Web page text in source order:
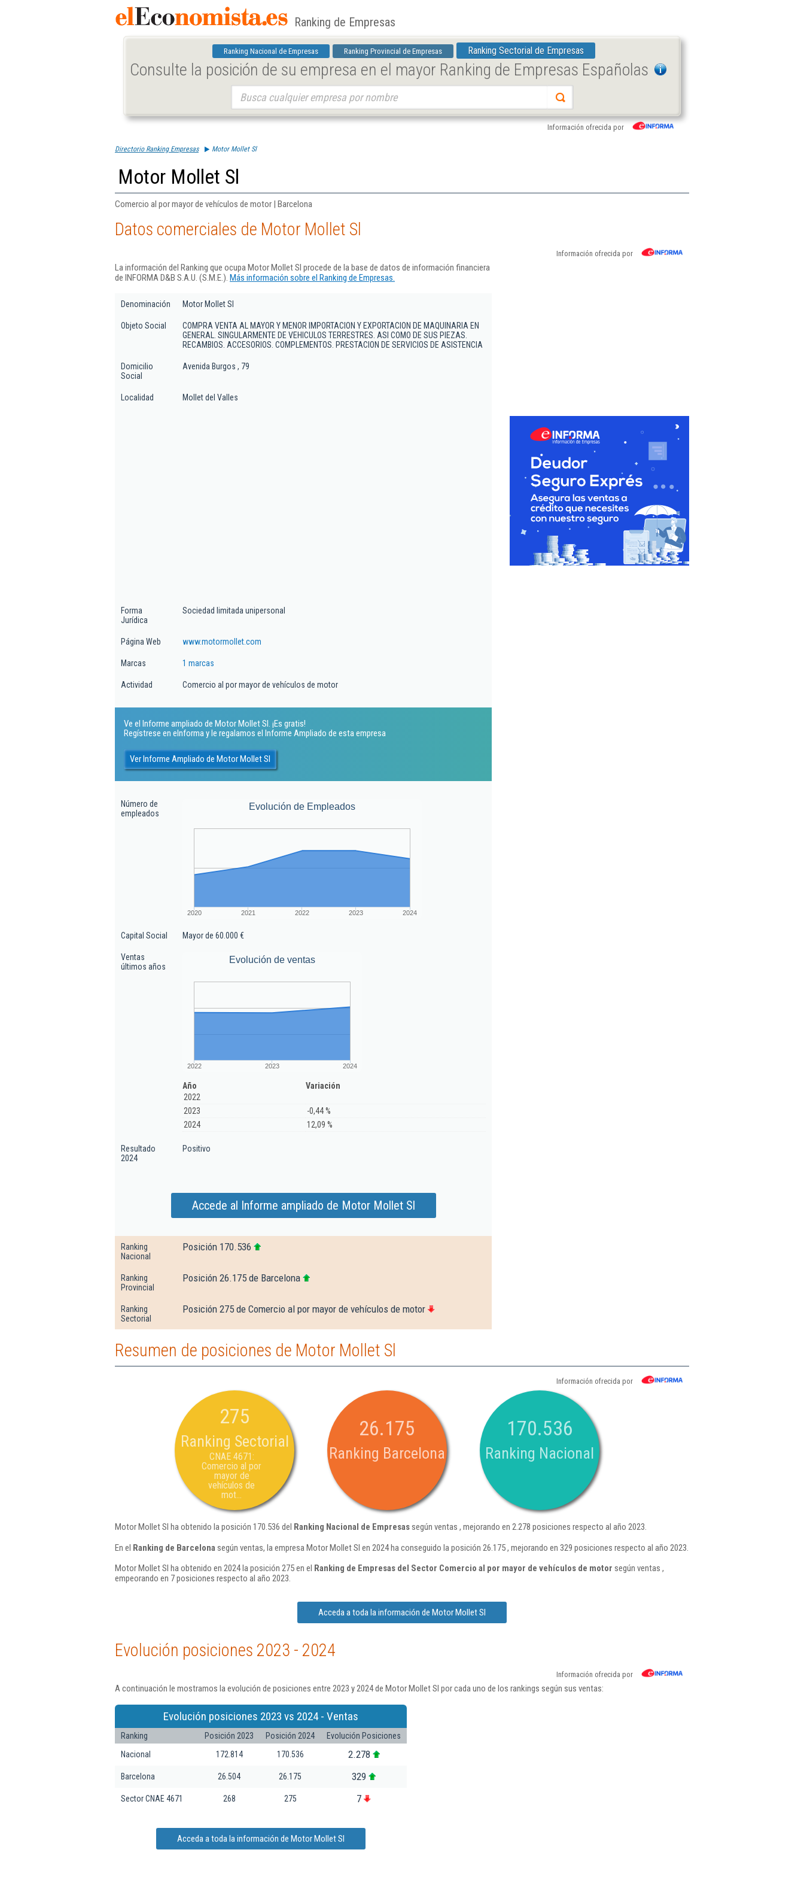
Ranking de Empresas
Ranking Nacional de Empresas Ranking Provincial de Empresas Ranking Sectorial de Empresas
Consulte la posición de su empresa en el mayor Ranking de Empresas Españolas
Información ofrecida por
Directorio Ranking Empresas Motor Mollet Sl
Motor Mollet Sl
Comercio al por mayor de vehículos de motor | Barcelona
Datos comerciales de Motor Mollet Sl
Información ofrecida por
La información del Ranking que ocupa Motor Mollet Sl procede de la base de datos de información financiera
de INFORMA D&B S.A.U. (S.M.E.). Más información sobre el Ranking de Empresas.
Denominación Motor Mollet Sl
Objeto Social
COMPRA VENTA AL MAYOR Y MENOR IMPORTACION Y EXPORTACION DE MAQUINARIA EN
GENERAL. SINGULARMENTE DE VEHICULOS TERRESTRES. ASI COMO DE SUS PIEZAS.
RECAMBIOS. ACCESORIOS. COMPLEMENTOS. PRESTACION DE SERVICIOS DE ASISTENCIA
Domicilio
Social
Avenida Burgos , 79
Localidad Mollet del Valles
Forma
Jurídica
Sociedad limitada unipersonal
Página Web www.motormollet.com
Marcas 1 marcas
Actividad Comercio al por mayor de vehículos de motor
Ve el Informe ampliado de Motor Mollet Sl. ¡Es gratis!
Regístrese en eInforma y le regalamos el Informe Ampliado de esta empresa
Ver Informe Ampliado de Motor Mollet Sl
Número de
empleados
Evolución de Empleados
2020 2021 2022 2023 2024
Capital Social Mayor de 60.000 €
Ventas
últimos años
Evolución de ventas
2022 2023 2024
Año
Variación
2022
2023
-0,44 %
2024
12,09 %
Resultado
2024
Positivo
Accede al Informe ampliado de Motor Mollet Sl
Ranking
Nacional
Posición 170.536
Ranking
Provincial
Posición 26.175 de Barcelona
Ranking
Sectorial
Posición 275 de Comercio al por mayor de vehículos de motor
Resumen de posiciones de Motor Mollet Sl
Información ofrecida por
275
Ranking Sectorial
CNAE 4671:
Comercio al por
mayor de
vehículos de
mot...
26.175
Ranking Barcelona
170.536
Ranking Nacional
Motor Mollet Sl ha obtenido la posición 170.536 del Ranking Nacional de Empresassegún ventas , mejorando en 2.278 posiciones respecto al año 2023.
En el Ranking de Barcelona según ventas, la empresa Motor Mollet Sl en 2024 ha conseguido la posición 26.175 , mejorando en 329 posiciones respecto al año 2023.
Motor Mollet Sl ha obtenido en 2024 la posición 275 en el Ranking de Empresas del Sector Comercio al por mayor de vehículos de motor según ventas ,
empeorando en 7 posiciones respecto al año 2023.
Acceda a toda la información de Motor Mollet Sl
Evolución posiciones 2023 - 2024
Información ofrecida por
A continuación le mostramos la evolución de posiciones entre 2023 y 2024 de Motor Mollet Sl por cada uno de los rankings según sus ventas:
Evolución posiciones 2023 vs 2024 - Ventas
Ranking Posición 2023 Posición 2024
Evolución Posiciones
Nacional
172.814 170.536 2.278
Barcelona 26.504 26.175 329
Sector CNAE 4671 268 275 7
Acceda a toda la información de Motor Mollet Sl